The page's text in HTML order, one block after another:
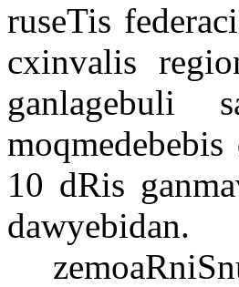
ruseTis
cxinvalis
ganlagebuli
moqmedebebis
10 dRis
dawyebidan.